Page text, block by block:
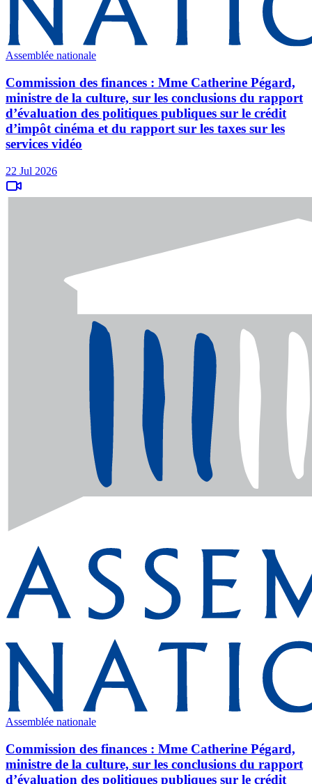
Assemblée nationale
Commission des finances : Mme Catherine Pégard,
ministre de la culture, sur les conclusions du rapport
d’évaluation des politiques publiques sur le crédit
d’impôt cinéma et du rapport sur les taxes sur les
services vidéo
22 Jul 2026
Assemblée nationale
Commission des finances : Mme Catherine Pégard,
ministre de la culture, sur les conclusions du rapport
d’évaluation des politiques publiques sur le crédit